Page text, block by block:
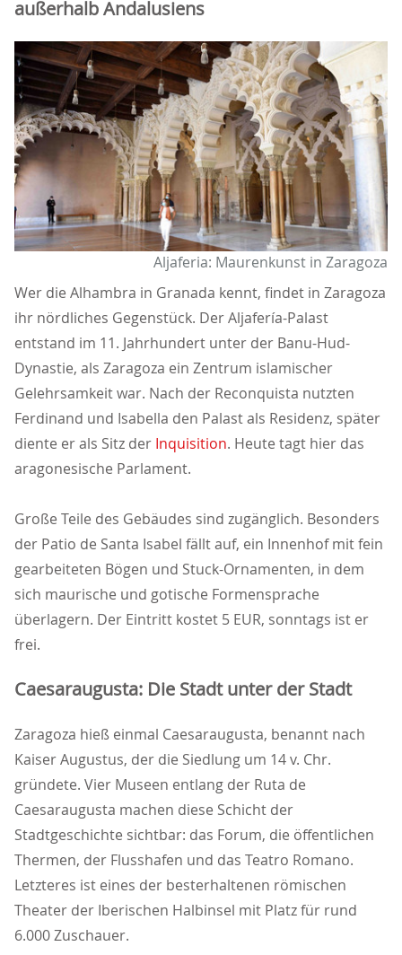
außerhalb Andalusiens
Aljaferia: Maurenkunst in Zaragoza
Wer die Alhambra in Granada kennt, findet in Zaragoza
ihr nördliches Gegenstück. Der Aljafería-Palast
entstand im 11. Jahrhundert unter der Banu-Hud-
Dynastie, als Zaragoza ein Zentrum islamischer
Gelehrsamkeit war. Nach der Reconquista nutzten
Ferdinand und Isabella den Palast als Residenz, später
diente er als Sitz der Inquisition. Heute tagt hier das
aragonesische Parlament.
Große Teile des Gebäudes sind zugänglich. Besonders
der Patio de Santa Isabel fällt auf, ein Innenhof mit fein
gearbeiteten Bögen und Stuck-Ornamenten, in dem
sich maurische und gotische Formensprache
überlagern. Der Eintritt kostet 5 EUR, sonntags ist er
frei.
Caesaraugusta: Die Stadt unter der Stadt
Zaragoza hieß einmal Caesaraugusta, benannt nach
Kaiser Augustus, der die Siedlung um 14 v. Chr.
gründete. Vier Museen entlang der Ruta de
Caesaraugusta machen diese Schicht der
Stadtgeschichte sichtbar: das Forum, die öffentlichen
Thermen, der Flusshafen und das Teatro Romano.
Letzteres ist eines der besterhaltenen römischen
Theater der Iberischen Halbinsel mit Platz für rund
6.000 Zuschauer.